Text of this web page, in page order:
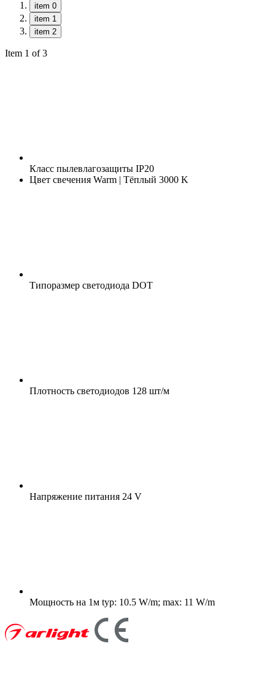
item 0
item 1
item 2
Item 1 of 3
Класс пылевлагозащиты IP20
Цвет свечения Warm | Тёплый 3000 K
Типоразмер светодиода DOT
Плотность светодиодов 128 шт/м
Напряжение питания 24 V
Мощность на 1м typ: 10.5 W/m; max: 11 W/m